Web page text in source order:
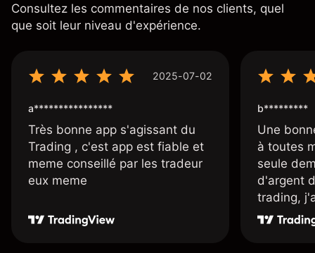
Consultez les commentaires de nos clients, quel
que soit leur niveau d'expérience.
2025-07-02
a****************
Très bonne app s'agissant du
Trading , c'est app est fiable et
meme conseillé par les tradeur
eux meme
b*********
Une
à toutes
seule
d'argent
trading,
une carte